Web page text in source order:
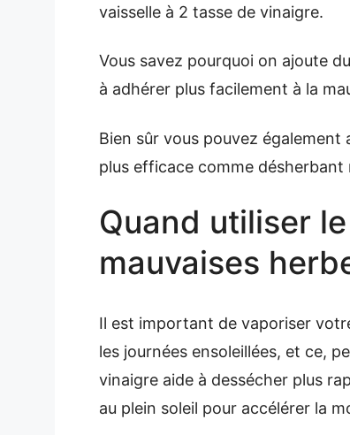
vaisselle à 2 tasse de vinaigre.
Vous savez pourquoi on ajoute
à adhérer plus facilement à la
Bien sûr vous pouvez
plus efficace comme désherbant
Quand utiliser
mauvaises
Il est important de vaporiser
les journées ensoleillées, et ce,
vinaigre aide à dessécher plus
au plein soleil pour accélérer la